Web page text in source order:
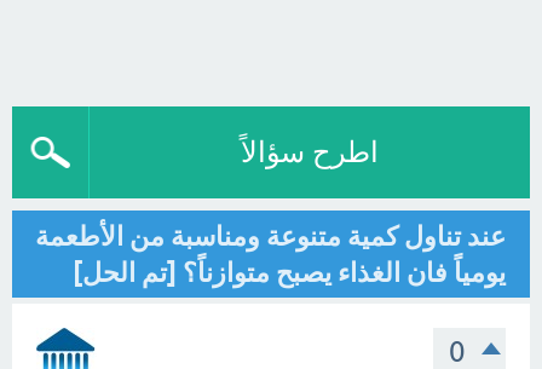
اطرح سؤالاً
عند تناول كمية متنوعة ومناسبة من الأطعمة
يومياً فان الغذاء يصبح متوازناً؟ [تم الحل]
0